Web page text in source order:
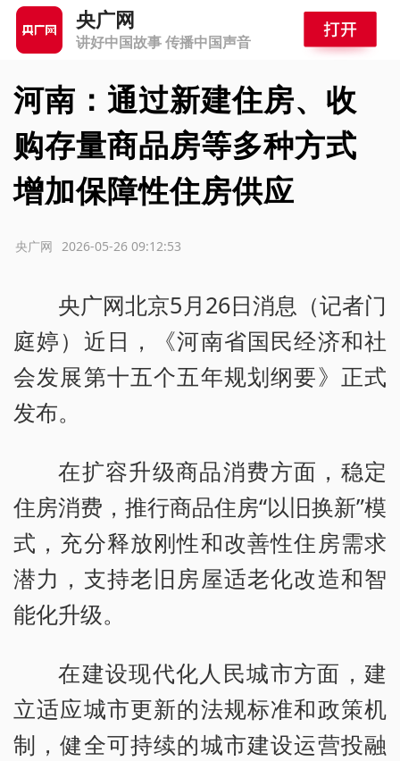
央广网
讲好中国故事 传播中国声音
河南：通过新建住房、收
购存量商品房等多种方式
增加保障性住房供应
2026-05-26 09:12:53
央广网
央广网北京5月26日消息（记者门
庭婷）近日，《河南省国民经济和社
会发展第十五个五年规划纲要》正式
发布。
在扩容升级商品消费方面，稳定
住房消费，推行商品住房“以旧换新”模
式，充分释放刚性和改善性住房需求
潜力，支持老旧房屋适老化改造和智
能化升级。
在建设现代化人民城市方面，建
立适应城市更新的法规标准和政策机
制，健全可持续的城市建设运营投融